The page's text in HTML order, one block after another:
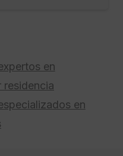
en
residencia
en